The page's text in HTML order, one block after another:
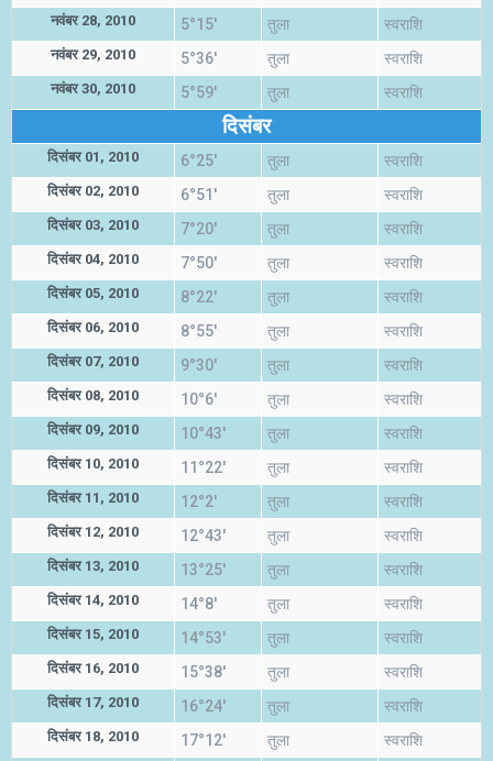
नवंबर 28, 2010 5°15' तुला स्वराशि
नवंबर 29, 2010 5°36' तुला स्वराशि
नवंबर 30, 2010 5°59' तुला स्वराशि
दिसंबर
दिसंबर 01, 2010 6°25' तुला स्वराशि
दिसंबर 02, 2010 6°51' तुला स्वराशि
दिसंबर 03, 2010 7°20' तुला स्वराशि
दिसंबर 04, 2010 7°50' तुला स्वराशि
दिसंबर 05, 2010 8°22' तुला स्वराशि
दिसंबर 06, 2010 8°55' तुला स्वराशि
दिसंबर 07, 2010 9°30' तुला स्वराशि
दिसंबर 08, 2010 10°6' तुला स्वराशि
दिसंबर 09, 2010 10°43' तुला स्वराशि
दिसंबर 10, 2010 11°22' तुला स्वराशि
दिसंबर 11, 2010 12°2' तुला स्वराशि
दिसंबर 12, 2010 12°43' तुला स्वराशि
दिसंबर 13, 2010 13°25' तुला स्वराशि
दिसंबर 14, 2010 14°8' तुला स्वराशि
दिसंबर 15, 2010 14°53' तुला स्वराशि
दिसंबर 16, 2010 15°38' तुला स्वराशि
दिसंबर 17, 2010 16°24' तुला स्वराशि
दिसंबर 18, 2010 17°12' तुला स्वराशि